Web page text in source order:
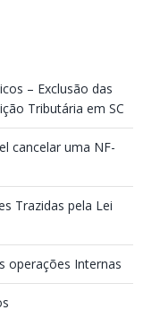
– Exclusão das
Tributária em SC
cancelar uma NF-
Trazidas pela Lei
operações Internas